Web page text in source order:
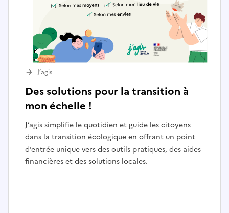
Des solutions pour la transition à
mon échelle !
J’agis simplifie le quotidien et guide les citoyens
dans la transition écologique en offrant un point
d’entrée unique vers des outils pratiques, des aides
financières et des solutions locales.
J’agis